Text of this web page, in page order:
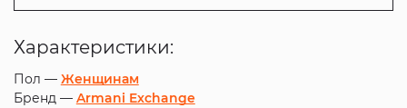
Характеристики:
Пол — Женщинам
Бренд — Armani Exchange